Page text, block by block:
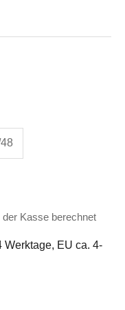
der Kasse berechnet
Werktage, EU ca. 4-